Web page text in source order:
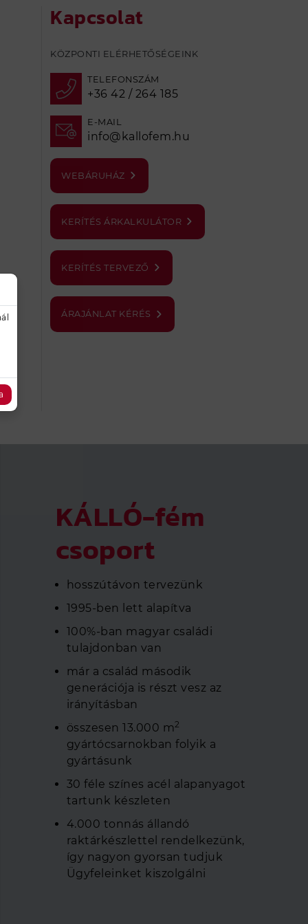
Kapcsolat
KÖZPONTI ELÉRHETŐSÉGEINK
TELEFONSZÁM
+36 42 / 264 185
E-MAIL
info@kallofem.hu
WEBÁRUHÁZ
KERÍTÉS ÁRKALKULÁTOR
KERÍTÉS TERVEZŐ
ÁRAJÁNLAT KÉRÉS
KÁLLÓ-fém
csoport
hosszútávon tervezünk
1995-ben lett alapítva
100%-ban magyar családi
tulajdonban van
már a család második
generációja is részt vesz az
irányításban
összesen 13.000 m2
gyártócsarnokban folyik a
gyártásunk
30 féle színes acél alapanyagot
tartunk készleten
4.000 tonnás állandó
raktárkészlettel rendelkezünk,
így nagyon gyorsan tudjuk
Ügyfeleinket kiszolgálni